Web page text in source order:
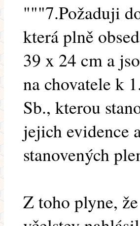
"""7.Požaduji
která plně
39 x 24 cm a
na chovatele k
Sb., kterou
jejich evidence
stanovených
Z toho plyne,